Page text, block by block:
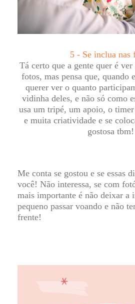
5 - Se inclua nas
Tá certo que a gente quer é ver
fotos, mas pensa que, quando
querer ver o quanto
vidinha deles, e não só como
usa um tripé, um apoio, o
e muita criatividade e se
gostosa tbm!
Me conta se gostou e se essas
você! Não interessa, se com
mais importante é não deixar a
pequeno passar voando e não
frente!